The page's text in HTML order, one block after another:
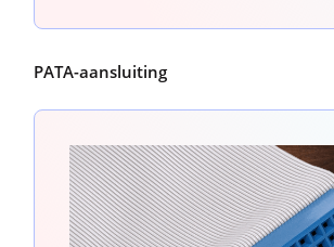
PATA-aansluiting